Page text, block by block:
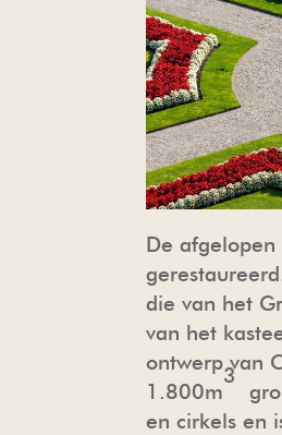
De
die van het
van het
ontwerp van
1.800m
3
en cirkels en